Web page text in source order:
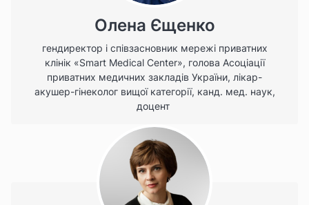
Олена Єщенко
гендиректор і співзасновник мережі приватних
клінік «Smart Medical Center», голова Асоціації
приватних медичних закладів України, лікар-
акушер-гінеколог вищої категорії, канд. мед. наук,
доцент